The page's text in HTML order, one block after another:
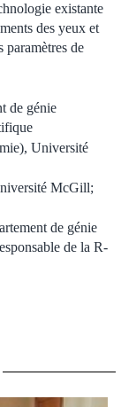
existante
des yeux et
paramètres de
de génie
Université
McGill;
de génie
de la R-